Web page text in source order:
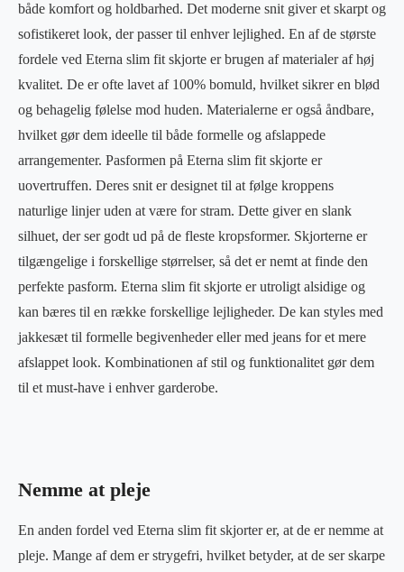
både komfort og holdbarhed. Det moderne snit giver et skarpt og
sofistikeret look, der passer til enhver lejlighed. En af de største
fordele ved Eterna slim fit skjorte er brugen af materialer af høj
kvalitet. De er ofte lavet af 100% bomuld, hvilket sikrer en blød
og behagelig følelse mod huden. Materialerne er også åndbare,
hvilket gør dem ideelle til både formelle og afslappede
arrangementer. Pasformen på Eterna slim fit skjorte er
uovertruffen. Deres snit er designet til at følge kroppens
naturlige linjer uden at være for stram. Dette giver en slank
silhuet, der ser godt ud på de fleste kropsformer. Skjorterne er
tilgængelige i forskellige størrelser, så det er nemt at finde den
perfekte pasform. Eterna slim fit skjorte er utroligt alsidige og
kan bæres til en række forskellige lejligheder. De kan styles med
jakkesæt til formelle begivenheder eller med jeans for et mere
afslappet look. Kombinationen af stil og funktionalitet gør dem
til et must-have i enhver garderobe.
Nemme at pleje
En anden fordel ved Eterna slim fit skjorter er, at de er nemme at
pleje. Mange af dem er strygefri, hvilket betyder, at de ser skarpe